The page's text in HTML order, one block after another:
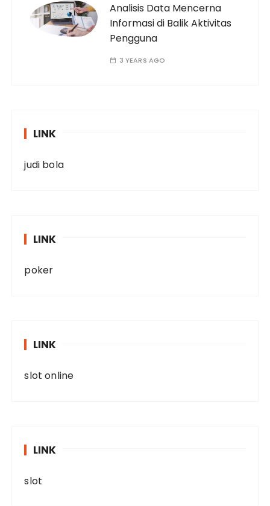
Analisis Data Mencerna
Informasi di Balik Aktivitas
Pengguna
3 YEARS AGO
LINK
judi bola
LINK
poker
LINK
slot online
LINK
slot